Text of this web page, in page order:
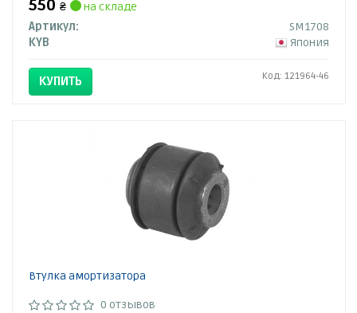
550 ₴
на складе
Артикул:
SM1708
KYB
Япония
КУПИТЬ Код: 121964-46
Втулка амортизатора
0 отзывов